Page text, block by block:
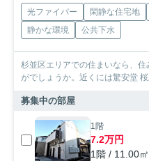
光ファイバー 閑静な住宅地
静かな環境
公共下水
杉並区エリアでの住まいなら、
がでしょうか。近くには驚安堂
募集中の部屋
1階
7.2万円
1階 / 11.00